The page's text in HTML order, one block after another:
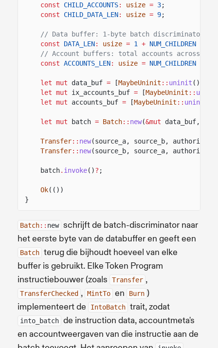
const
CHILD_ACCOUNTS: usize = 3;
const
CHILD_DATA_LEN: usize = 9;
// Data buffer: 1-byte batch discriminator +
const
DATA_LEN: usize = 1 + NUM_CHILDREN
// Account buffers: total accounts across
const ACCOUNTS_LEN: usize = NUM_CHILDREN
let mut data_buf = [MaybeUninit :: uninit ();
let mut
ix_accounts_buf = [MaybeUninit ::
let mut
accounts_buf = [MaybeUninit :: uninit
let mut batch = Batch:: new(&mut data_buf,
Transfer:: new(source_a, source_b, authority_a,
Transfer:: new(source_b, source_a, authority_b,
batch. invoke()? ;
Ok(())
}
Batch:: new schrijft de batch-discriminator naar
het eerste byte van de databuffer en geeft een
Batch terug die bijhoudt hoeveel van elke
buffer is gebruikt. Elke Token Program
instructiebouwer (zoals
Transfer ,
TransferChecked , MintTo en Burn )
implementeert de
IntoBatch trait, zodat
into_batch de instruction data, accountmeta's
en accountweergaven van die instructie aan de